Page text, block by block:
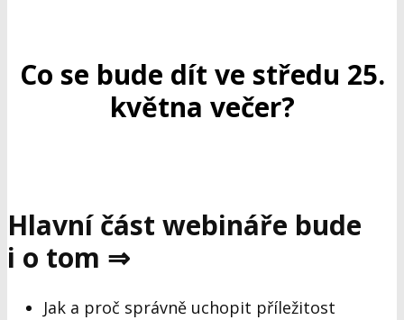
Co se bude dít ve středu 25.
května večer?
Hlavní část webináře bude
i o tom ⇒
Jak a proč správně uchopit příležitost